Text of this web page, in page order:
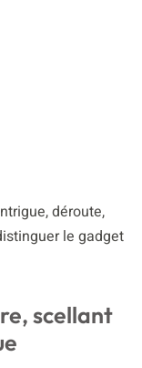
déroute,
le gadget
scellant